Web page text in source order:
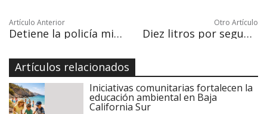
Artículo Anterior
Detiene la policía ministerial a otro implicado en el asesinato de Asael Valtierra Loya
Otro Artículo
Diez litros por segundo de agua recuperados después de la clausura de tomas clandestinas
Artículos relacionados
Iniciativas comunitarias fortalecen la
educación ambiental en Baja
California Sur